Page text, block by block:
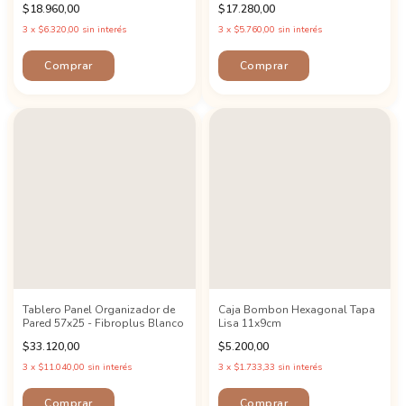
$18.960,00
3 x $6.320,00 sin interés
$17.280,00
3 x $5.760,00 sin interés
Tablero Panel Organizador de
Pared 57x25 - Fibroplus Blanco
$33.120,00
3 x $11.040,00 sin interés
Caja Bombon Hexagonal Tapa
Lisa 11x9cm
$5.200,00
3 x $1.733,33 sin interés